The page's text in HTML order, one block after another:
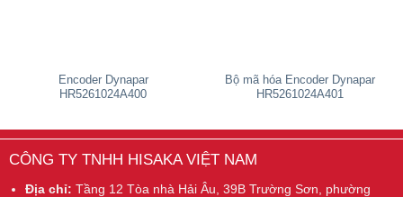
Encoder Dynapar
HR5261024A400
Bộ mã hóa Encoder Dynapar
HR5261024A401
CÔNG TY TNHH HISAKA VIỆT NAM
Địa chỉ: Tầng 12 Tòa nhà Hải Âu, 39B Trường Sơn, phường